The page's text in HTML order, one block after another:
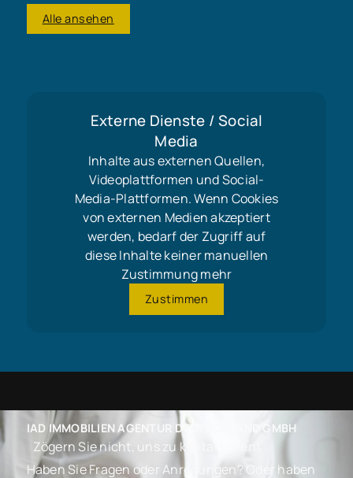
Alle ansehen
Externe Dienste / Social
Media
Inhalte aus externen Quellen,
Videoplattformen und Social-
Media-Plattformen. Wenn Cookies
von externen Medien akzeptiert
werden, bedarf der Zugriff auf
diese Inhalte keiner manuellen
Zustimmung mehr
Zustimmen
IAD IMMOBILIEN AGENTUR DEUTSCHLAND GMBH
Zögern Sie nicht, uns zu kontaktieren!
Haben Sie Fragen oder Anregungen? Oder haben